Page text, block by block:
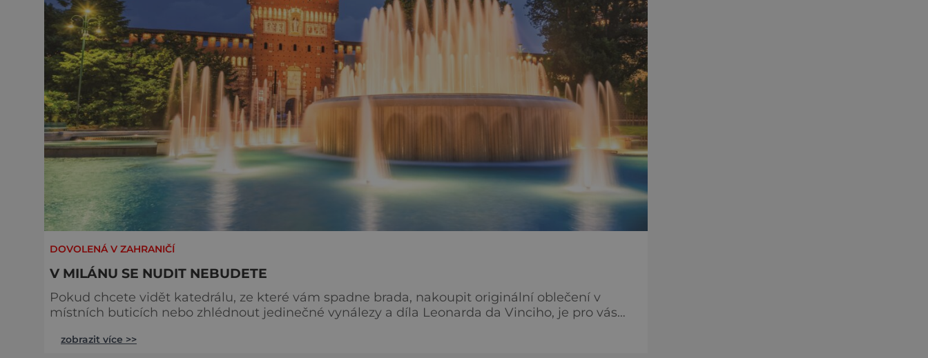
DOVOLENÁ V ZAHRANIČÍ
V MILÁNU SE NUDIT NEBUDETE
Pokud chcete vidět katedrálu, ze které vám spadne brada, nakoupit originální oblečení v
místních buticích nebo zhlédnout jedinečné vynálezy a díla Leonarda da Vinciho, je pro vás
květen a září nebo říjen. V tu dobu je tu totiž příjemně teplo a při procházení se městem vás
zobrazit více >>